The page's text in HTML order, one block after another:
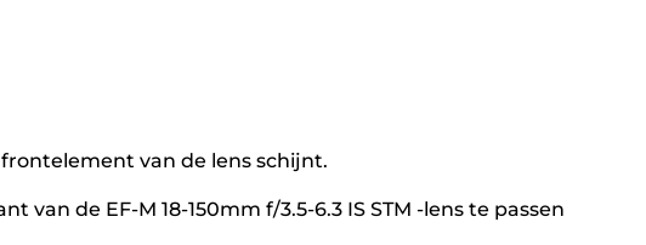
van de lens schijnt.
de EF-M 18-150mm f/3.5-6.3 IS STM -lens te passen